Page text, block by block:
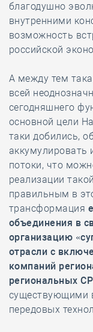
благодушно
внутренними
возможность
российской
А между тем
всей
сегодняшнего
основной цели
таки добились,
аккумулировать
потоки, что
реализации
правильным в
трансформация
объединения в
организацию
отрасли с
компаний
региональных
существующими
передовых